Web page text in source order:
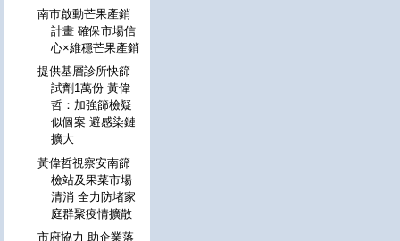
南市啟動芒果產銷
計畫 確保市場信
心×維穩芒果產銷
提供基層診所快篩
試劑1萬份 黃偉
哲：加強篩檢疑
似個案 避感染鏈
擴大
黃偉哲視察安南篩
檢站及果菜市場
清消 全力防堵家
庭群聚疫情擴散
市府協力 助企業落